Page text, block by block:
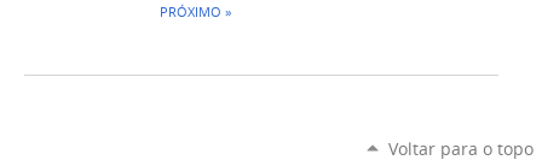
PRÓXIMO »
Voltar para o topo